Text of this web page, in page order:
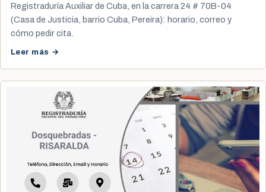
Registraduría Auxiliar de Cuba, en la carrera 24 # 70B-04
(Casa de Justicia, barrio Cuba, Pereira): horario, correo y
cómo pedir cita.
Leer más →